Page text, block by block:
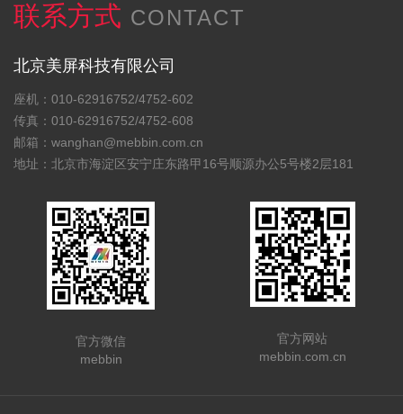
联系方式 CONTACT
北京美屏科技有限公司
座机：010-62916752/4752-602
传真：010-62916752/4752-608
邮箱：wanghan@mebbin.com.cn
地址：北京市海淀区安宁庄东路甲16号顺源办公5号楼2层181
官方微信
mebbin
官方网站
mebbin.com.cn